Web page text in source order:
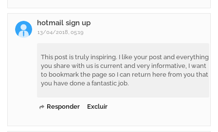
hotmail sign up
13/04/2018, 05:19
This post is truly inspiring. I like your post and everything
you share with us is current and very informative, I want
to bookmark the page so I can return here from you that
you have done a fantastic job.
Responder Excluir